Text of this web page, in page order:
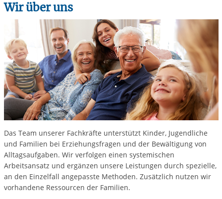
Wir über uns
Das Team unserer Fachkräfte unterstützt Kinder, Jugendliche
und Familien bei Erziehungsfragen und der Bewältigung von
Alltagsaufgaben. Wir verfolgen einen systemischen
Arbeitsansatz und ergänzen unsere Leistungen durch spezielle,
an den Einzelfall angepasste Methoden. Zusätzlich nutzen wir
vorhandene Ressourcen der Familien.